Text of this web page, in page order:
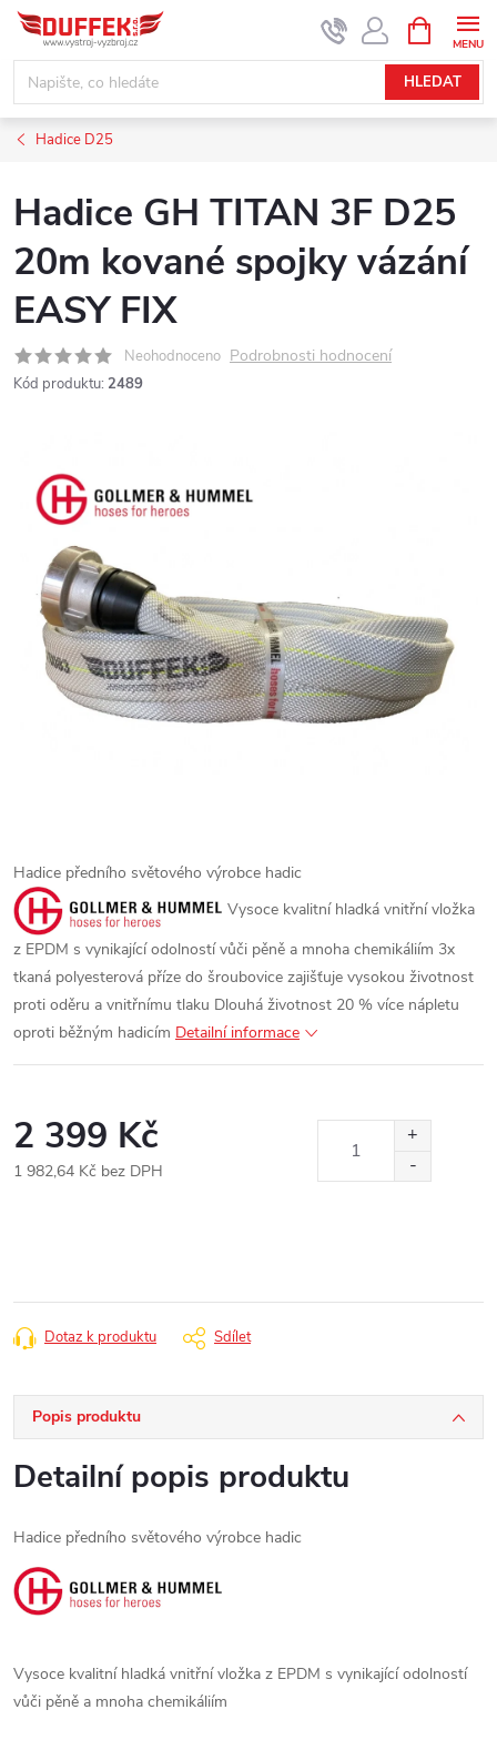
Přejít
obsah
HLEDAT
NÁKUPNÍ
KOŠÍK
Hadice D25
Hadice GH TITAN 3F D25
20m kované spojky vázání
EASY FIX
Neohodnoceno Podrobnosti hodnocení
Kód produktu: 2489
Hadice předního světového výrobce hadic
Vysoce kvalitní hladká vnitřní vložka
z EPDM s vynikající odolností vůči pěně a mnoha chemikáliím 3x
tkaná polyesterová příze do šroubovice zajišťuje vysokou životnost
proti oděru a vnitřnímu tlaku Dlouhá životnost 20 % více nápletu
oproti běžným hadicím Detailní informace
2 399 Kč
1 982,64 Kč bez DPH
Dotaz k produktu Sdílet
Popis produktu
Detailní popis produktu
Hadice předního světového výrobce hadic
Vysoce kvalitní hladká vnitřní vložka z EPDM s vynikající odolností
vůči pěně a mnoha chemikáliím